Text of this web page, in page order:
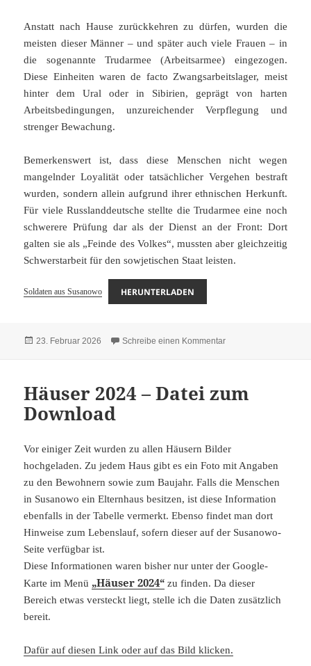
Anstatt nach Hause zurückkehren zu dürfen, wurden die
meisten dieser Männer – und später auch viele Frauen – in
die sogenannte Trudarmee (Arbeitsarmee) eingezogen.
Diese Einheiten waren de facto Zwangsarbeitslager, meist
hinter dem Ural oder in Sibirien, geprägt von harten
Arbeitsbedingungen, unzureichender Verpflegung und
strenger Bewachung.
Bemerkenswert ist, dass diese Menschen nicht wegen
mangelnder Loyalität oder tatsächlicher Vergehen bestraft
wurden, sondern allein aufgrund ihrer ethnischen Herkunft.
Für viele Russlanddeutsche stellte die Trudarmee eine noch
schwerere Prüfung dar als der Dienst an der Front: Dort
galten sie als „Feinde des Volkes“, mussten aber gleichzeitig
Schwerstarbeit für den sowjetischen Staat leisten.
Soldaten aus Susanowo HERUNTERLADEN
Veröffentlicht
23. Februar 2026 Schreibe einen Kommentarzu Soldaten aus
Häuser 2024 – Datei zum
Download
Vor einiger Zeit wurden zu allen Häusern Bilder
hochgeladen. Zu jedem Haus gibt es ein Foto mit Angaben
zu den Bewohnern sowie zum Baujahr. Falls die Menschen
in Susanowo ein Elternhaus besitzen, ist diese Information
ebenfalls in der Tabelle vermerkt. Ebenso findet man dort
Hinweise zum Lebenslauf, sofern dieser auf der Susanowo-
Seite verfügbar ist.
Diese Informationen waren bisher nur unter der Google-
Karte im Menü „Häuser 2024“ zu finden. Da dieser
Bereich etwas versteckt liegt, stelle ich die Daten zusätzlich
bereit.
Dafür auf diesen Link oder auf das Bild klicken.